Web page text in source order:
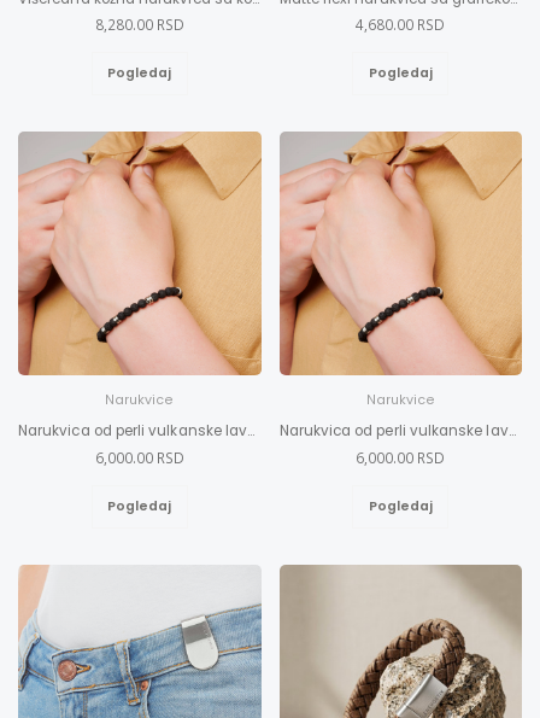
8,280.00 RSD
Pogledaj
4,680.00 RSD
Pogledaj
Narukvice
Narukvica od perli vulkanske lave L-XL
6,000.00 RSD
Pogledaj
Narukvice
Narukvica od perli vulkanske lave M-L
6,000.00 RSD
Pogledaj